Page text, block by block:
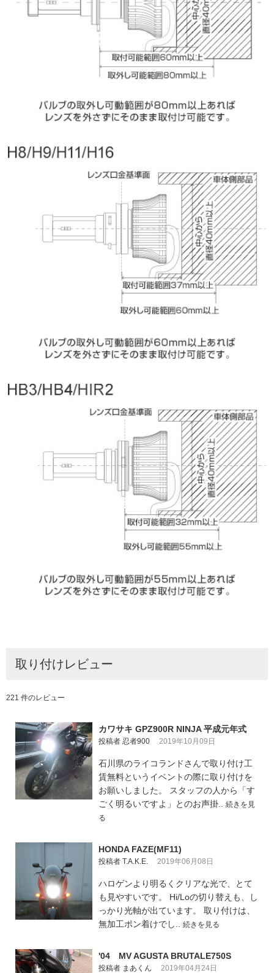
取り付けレビュー
221 件のレビュー
カワサキ GPZ900R NINJA 平成元年式
投稿者 忍者900 2019年10月09日
石川県のライコランドさんで取り付け工
賃無料というイベントの際に取り付けを
お願いしました。 スタッフの人から「す
ごく明るいですよ」とのお声掛.. 続きを見
る
HONDA FAZE(MF11)
投稿者 T.A.K.E. 2019年06月08日
ハロゲンより明るくクリアな光で、とて
も見やすいです。 Hi/Loの切り替えも、し
っかり光軸が出ています。 取り付けは、
無加工ポン着けでし.. 続きを見る
'04 MV AGUSTA BRUTALE750S
投稿者 まあくん 2019年04月24日